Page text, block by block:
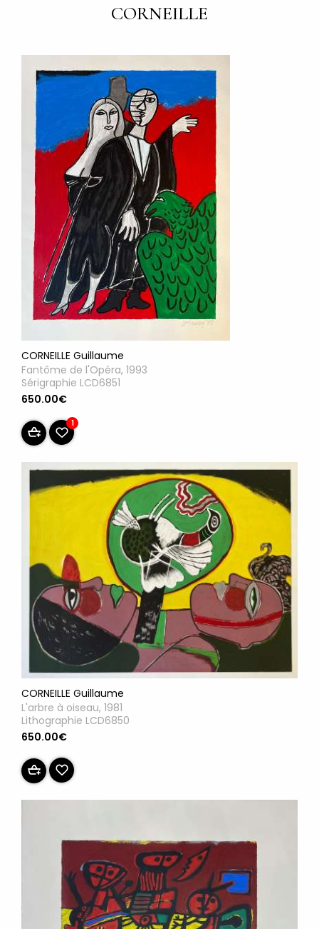
CORNEILLE
CORNEILLE Guillaume
Fantôme de l'Opéra, 1993
Sérigraphie LCD6851
650.00€
1
CORNEILLE Guillaume
L'arbre à oiseau, 1981
Lithographie LCD6850
650.00€